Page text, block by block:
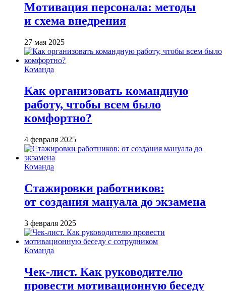
Мотивация персонала: методы
и схема внедрения
27 мая 2025
Команда
Как организовать командную
работу, чтобы всем было
комфортно?
4 февраля 2025
Команда
Стажировки работников:
от создания мануала до экзамена
3 февраля 2025
Команда
Чек-лист. Как руководителю
провести мотивационную беседу